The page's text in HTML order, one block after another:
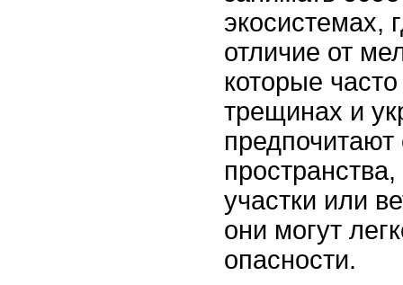
экосистемах,
отличие от
которые
трещинах и
участки или
они могут
опасности.